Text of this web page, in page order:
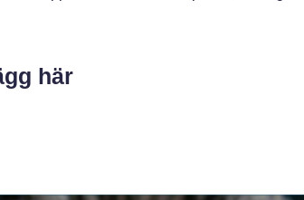
här